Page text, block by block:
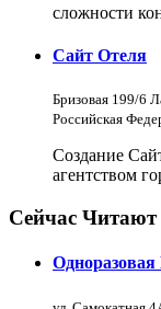
сложности
Сайт Отеля
Бризовая 199/6
Российская
Создание
агентством
Сейчас Читают